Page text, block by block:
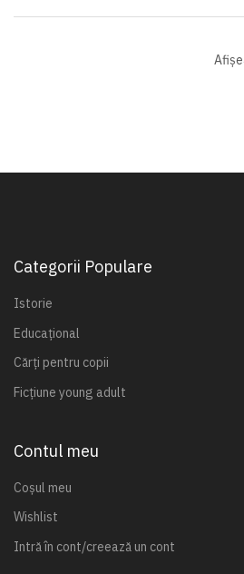
Categorii Populare
Istorie
Educațional
Cărți pentru copii
Ficțiune young adult
Contul meu
Coșul meu
Wishlist
Intră în cont/creează un cont